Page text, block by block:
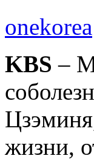
onekorea
KBS –
жизни,